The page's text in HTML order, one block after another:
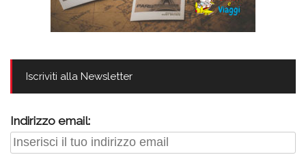
Iscriviti alla Newsletter
Indirizzo email: